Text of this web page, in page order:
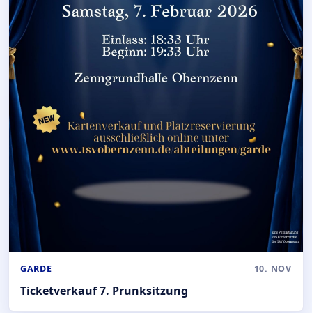
GARDE 10. NOV
Ticketverkauf 7. Prunksitzung